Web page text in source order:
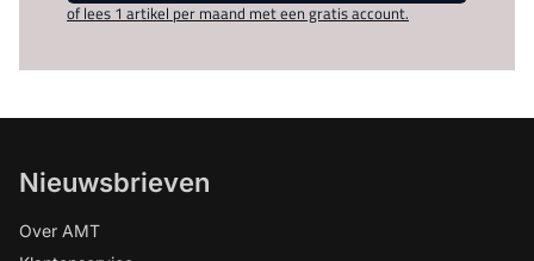
of lees 1 artikel per maand met een gratis account.
Nieuwsbrieven
Over AMT